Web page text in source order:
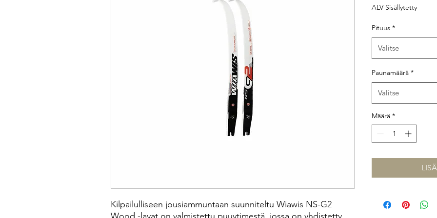
Kilpailulliseen jousiammuntaan suunniteltu Wiawis NS-G2
ALV Sisällytetty
Pituus *
Valitse
Paunamäärä *
Valitse
Määrä *